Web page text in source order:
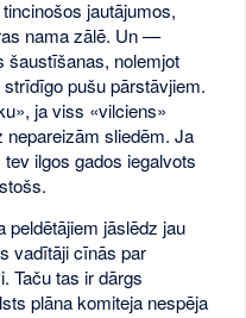
jautājumos,
nama zālē. Un —
šaustīšanas, nolemjot
pušu pārstāvjiem.
ja viss «vilciens»
sliedēm. Ja
ilgos gados iegalvots
peldētājiem jāslēdz jau
vadītāji cīnās par
Taču tas ir dārgs
plāna komiteja nespēja